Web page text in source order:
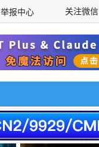
举报中心 关注微信